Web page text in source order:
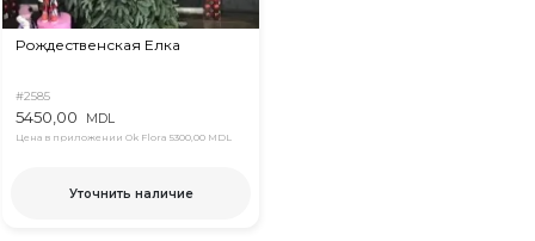
Рождественская Елка
#2585
5450,00 MDL
Цена в приложении Ok Flora 5300,00 MDL
Уточнить наличие